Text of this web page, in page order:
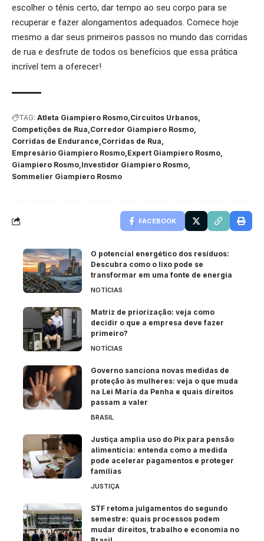
escolher o tênis certo, dar tempo ao seu corpo para se
recuperar e fazer alongamentos adequados. Comece hoje
mesmo a dar seus primeiros passos no mundo das corridas
de rua e desfrute de todos os benefícios que essa prática
incrível tem a oferecer!
TAG: Atleta Giampiero Rosmo Circuitos Urbanos
Competições de Rua Corredor Giampiero Rosmo
Corridas de Endurance Corridas de Rua
Empresário Giampiero Rosmo Expert Giampiero Rosmo
Giampiero Rosmo Investidor Giampiero Rosmo
Sommelier Giampiero Rosmo
FACEBOOK
O potencial energético dos resíduos:
Descubra como o lixo pode se
transformar em uma fonte de energia
NOTÍCIAS
Matriz de priorização: veja como
decidir o que a empresa deve fazer
primeiro?
NOTÍCIAS
Governo sanciona novas medidas de
proteção às mulheres: veja o que muda
na Lei Maria da Penha e quais direitos
passam a valer
BRASIL
Justiça amplia uso do Pix para pensão
alimentícia: entenda como a medida
pode acelerar pagamentos e proteger
famílias
JUSTIÇA
STF retoma julgamentos do segundo
semestre: quais processos podem
mudar direitos, trabalho e economia no